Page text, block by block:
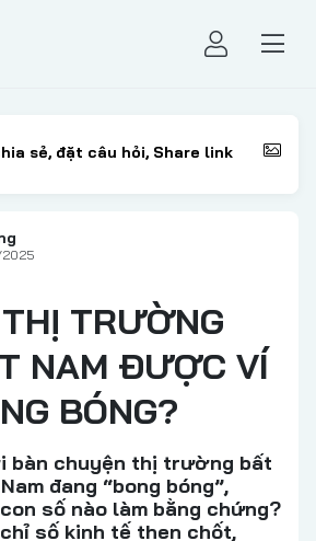
TRƯỜNG
NAM ĐƯỢC VÍ
BÓNG?
bàn chuyện thị trường bất
đang “bong bóng”,
số nào làm bằng chứng?
số kinh tế then chốt,